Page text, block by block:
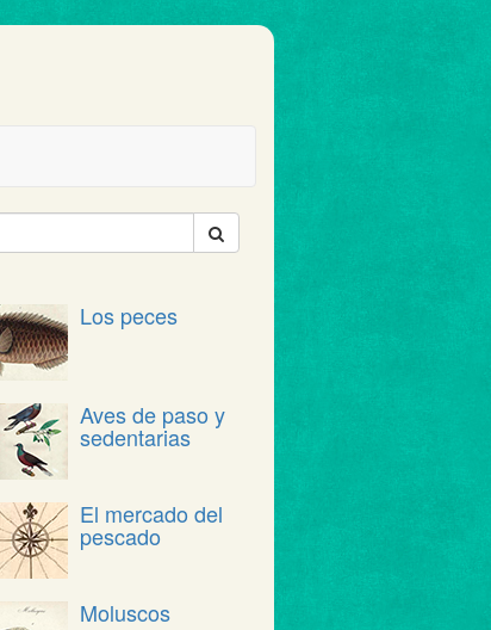
Los peces
Aves de paso y
sedentarias
El mercado del
pescado
Moluscos